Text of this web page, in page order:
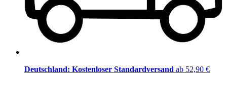
Deutschland: Kostenloser Standardversand ab 52,90 €